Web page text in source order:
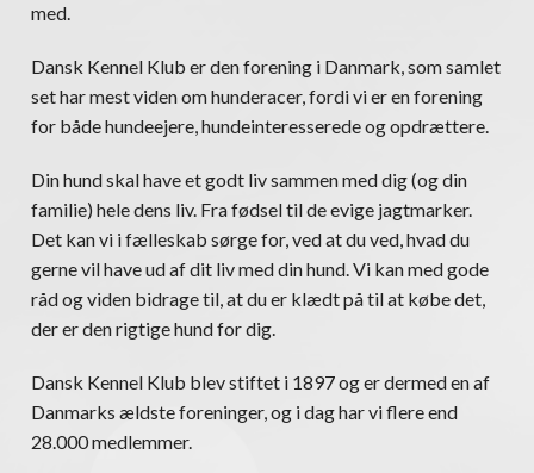
med.
Dansk Kennel Klub er den forening i Danmark, som samlet
set har mest viden om hunderacer, fordi vi er en forening
for både hundeejere, hundeinteresserede og opdrættere.
Din hund skal have et godt liv sammen med dig (og din
familie) hele dens liv. Fra fødsel til de evige jagtmarker.
Det kan vi i fælleskab sørge for, ved at du ved, hvad du
gerne vil have ud af dit liv med din hund. Vi kan med gode
råd og viden bidrage til, at du er klædt på til at købe det,
der er den rigtige hund for dig.
Dansk Kennel Klub blev stiftet i 1897 og er dermed en af
Danmarks ældste foreninger, og i dag har vi flere end
28.000 medlemmer.